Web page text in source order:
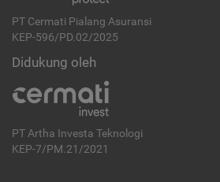
PT Cermati Pialang Asuransi
KEP-596/PD.02/2025
Didukung oleh
PT Artha Investa Teknologi
KEP-7/PM.21/2021